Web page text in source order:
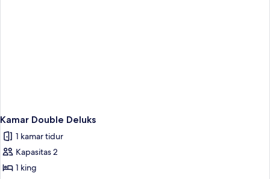
Kamar Double Deluks
1 kamar tidur
Kapasitas 2
1 king